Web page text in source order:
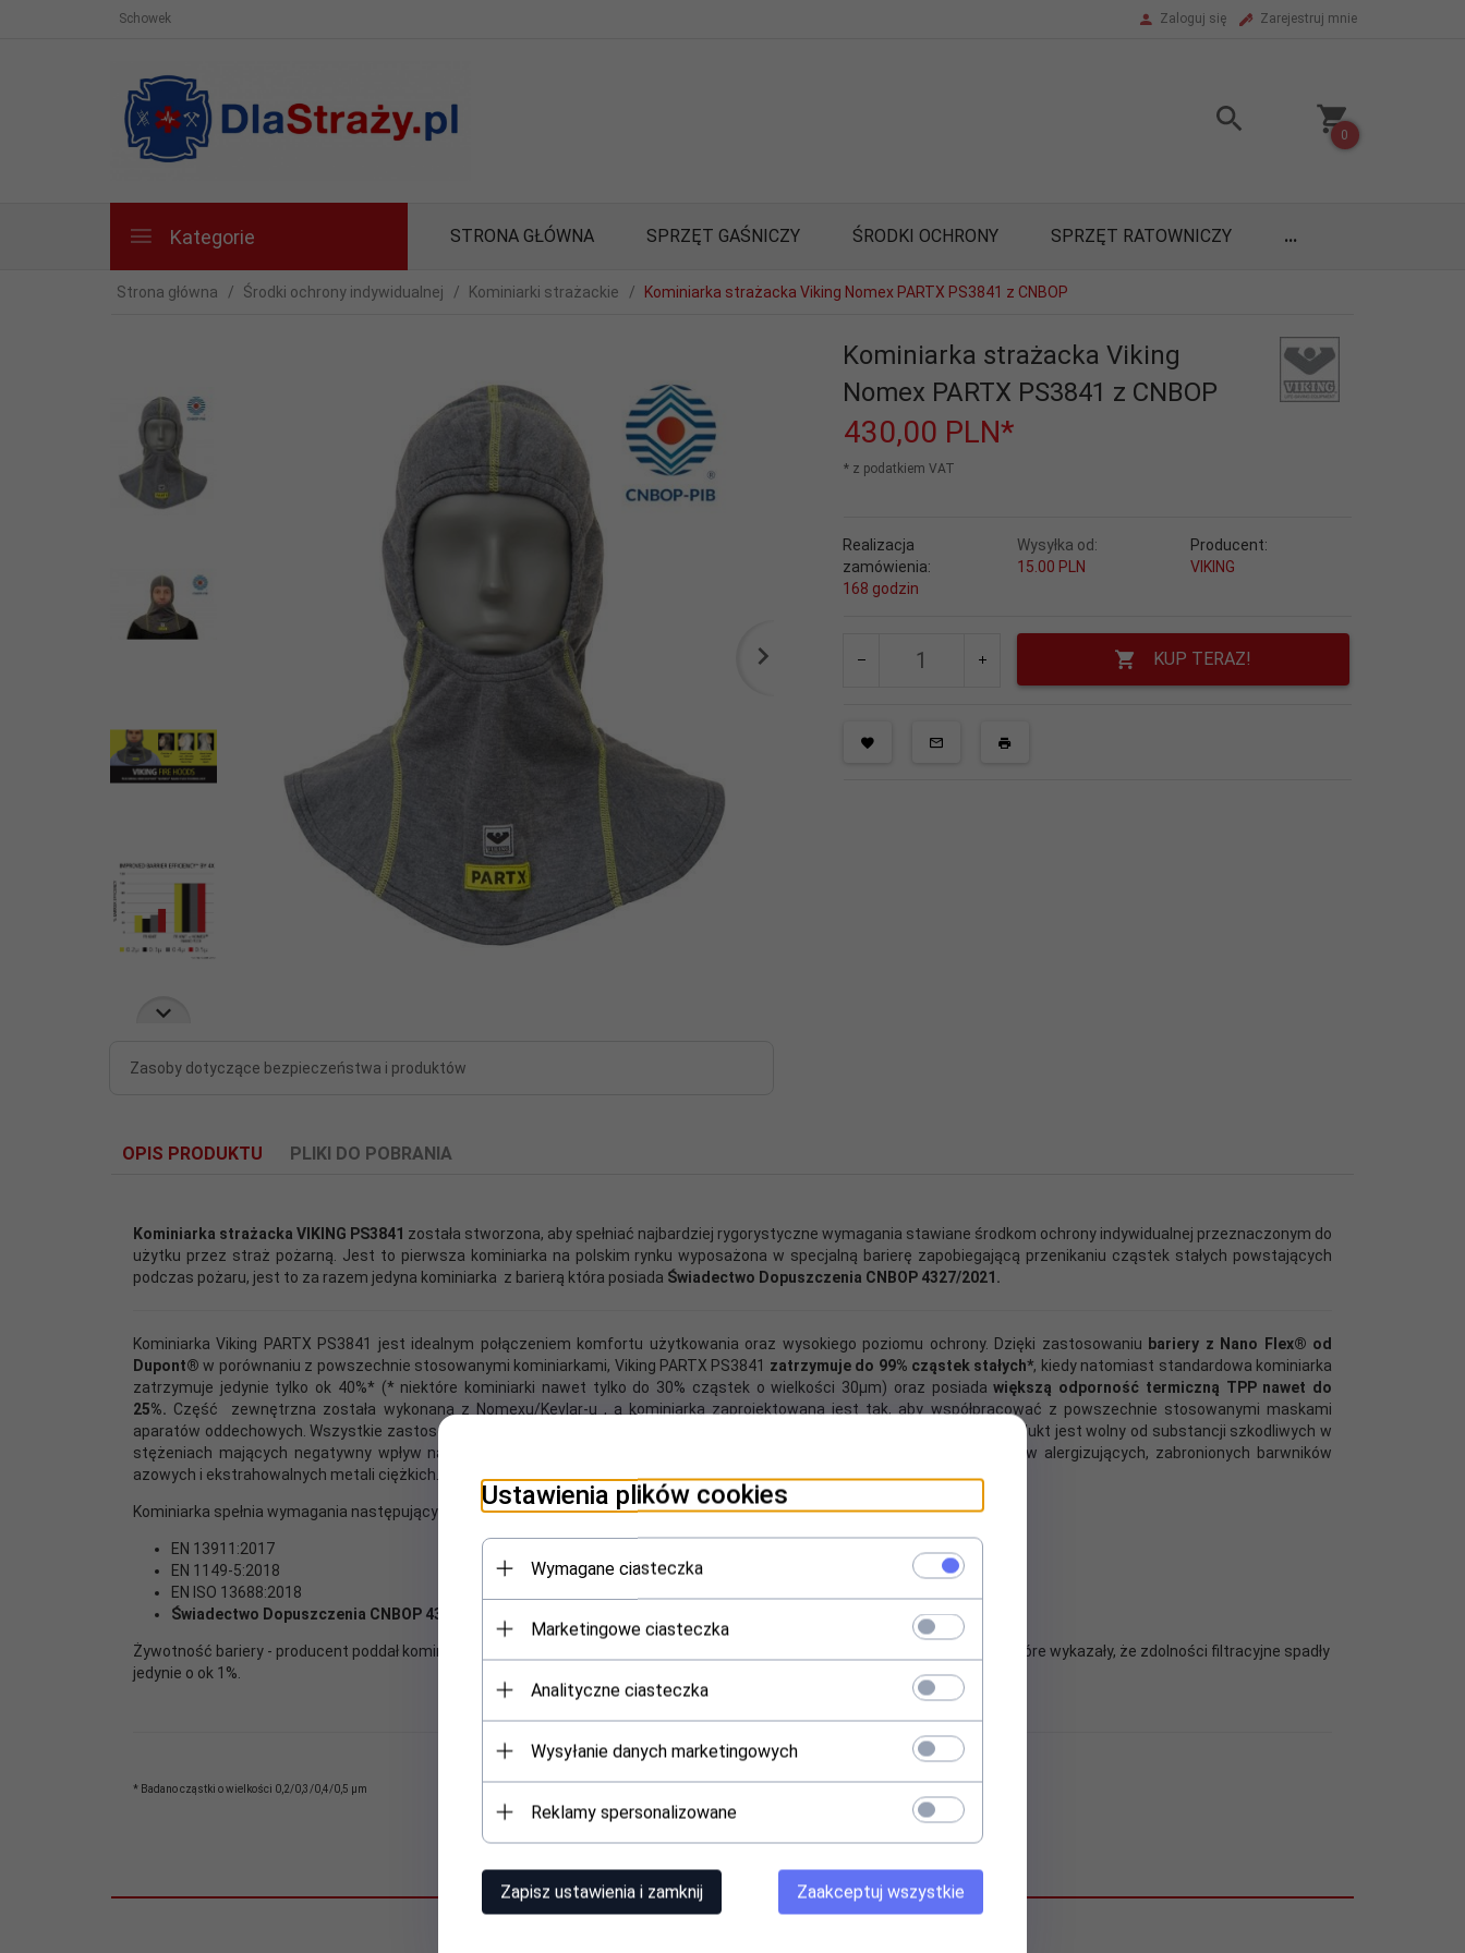
Schowek Zaloguj się Zarejestruj mnie
0
Kategorie STRONA GŁÓWNA SPRZĘT GAŚNICZY ŚRODKI OCHRONY SPRZĘT RATOWNICZY ...
Strona główna Środki ochrony indywidualnej Kominiarki strażackie Kominiarka strażacka Viking Nomex PARTX PS3841 z CNBOP
Zasoby dotyczące bezpieczeństwa i produktów
Kominiarka strażacka Viking
Nomex PARTX PS3841 z CNBOP
430,00 PLN*
* z podatkiem VAT
Realizacja
zamówienia:
168 godzin
Wysyłka od:
15.00 PLN
Producent:
VIKING
KUP TERAZ!
OPIS PRODUKTU PLIKI DO POBRANIA
Kominiarka strażacka VIKING PS3841 została stworzona, aby spełniać najbardziej rygorystyczne wymagania stawiane środkom ochrony indywidualnej przeznaczonym do
użytku przez straż pożarną. Jest to pierwsza kominiarka na polskim rynku wyposażona w specjalną barierę zapobiegającą przenikaniu cząstek stałych powstających
podczas pożaru, jest to za razem jedyna kominiarka z barierą która posiada Świadectwo Dopuszczenia CNBOP 4327/2021.
Kominiarka Viking PARTX PS3841 jest idealnym połączeniem komfortu użytkowania oraz wysokiego poziomu ochrony. Dzięki zastosowaniu bariery z Nano Flex® od
Dupont® w porównaniu z powszechnie stosowanymi kominiarkami, Viking PARTX PS3841 zatrzymuje do 99% cząstek stałych*, kiedy natomiast standardowa kominiarka
zatrzymuje jedynie tylko ok 40%* (* niektóre kominiarki nawet tylko do 30% cząstek o wielkości 30µm) oraz posiadawiększą odporność termiczną TPP nawet do
25%. Część zewnętrzna została wykonana z Nomexu/Kevlar-u , a kominiarka zaprojektowana jest tak, aby współpracować z powszechnie stosowanymi maskami
aparatów oddechowych. Wszystkie zastosowane materiały posiadają certyfikat OEKO-TEX ® STD 100, potwierdzający, iż produkt jest wolny od substancji szkodliwych w
stężeniach mających negatywny wpływ na stan zdrowia człowieka m.in. pestycydów, chlorofenoli, formaldehydu, barwników alergizujących, zabronionych barwników
azowych i ekstrahowalnych metali ciężkich.
Kominiarka spełnia wymagania następujących norm:
EN 13911:2017
EN 1149-5:2018
EN ISO 13688:2018
Świadectwo Dopuszczenia CNBOP 4327/2021
Żywotność bariery - producent poddał kominiarkę cyklowi 150 prań, po którym kominiarka ponownie została poddana testom, które wykazały, że zdolności filtracyjne spadły
jedynie o ok 1%.
* Badano cząstki o wielkości 0,2/0,3/0,4/0,5 µm
1655720512-viking-nanoflex-2-
Ustawienia plików cookies
Wymagane ciasteczka
Marketingowe ciasteczka
Analityczne ciasteczka
Wysyłanie danych marketingowych
Reklamy spersonalizowane
Zapisz ustawienia i zamknij Zaakceptuj wszystkie